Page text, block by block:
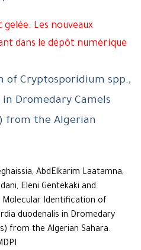
gelée. Les nouveaux
dans le dépôt numérique
of Cryptosporidium spp.,
Dromedary Camels
from the Algerian
AbdElkarim Laatamna,
Eleni Gentekaki and
Molecular Identification of
duodenalis in Dromedary
from the Algerian Sahara.